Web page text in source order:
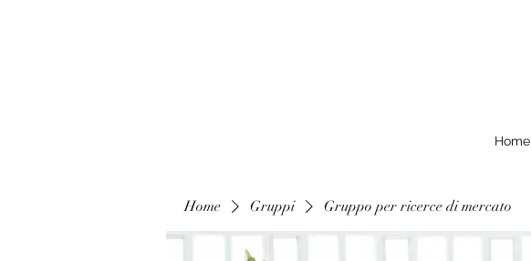
Home
Home Gruppi Gruppo per ricerce di mercato